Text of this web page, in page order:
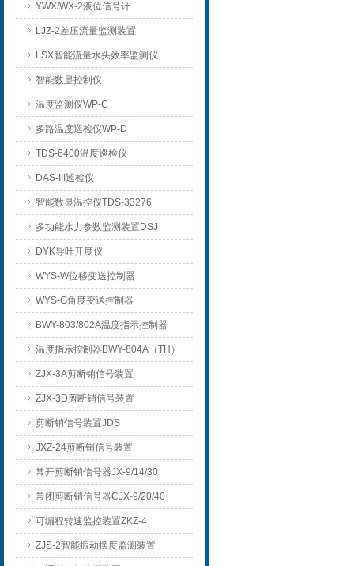
YWX/WX-2液位信号计
LJZ-2差压流量监测装置
LSX智能流量水头效率监测仪
智能数显控制仪
温度监测仪WP-C
多路温度巡检仪WP-D
TDS-6400温度巡检仪
DAS-III巡检仪
智能数显温控仪TDS-33276
多功能水力参数监测装置DSJ
DYK导叶开度仪
WYS-W位移变送控制器
WYS-G角度变送控制器
BWY-803/802A温度指示控制器
温度指示控制器BWY-804A（TH）
ZJX-3A剪断销信号装置
ZJX-3D剪断销信号装置
剪断销信号装置JDS
JXZ-24剪断销信号装置
常开剪断销信号器JX-9/14/30
常闭剪断销信号器CJX-9/20/40
可编程转速监控装置ZKZ-4
ZJS-2智能振动摆度监测装置